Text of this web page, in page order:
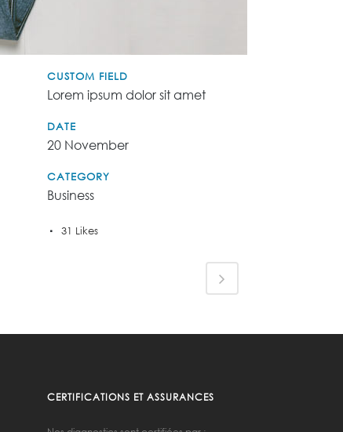
CUSTOM FIELD
Lorem ipsum dolor sit amet
DATE
20 November
CATEGORY
Business
31 Likes
CERTIFICATIONS ET ASSURANCES